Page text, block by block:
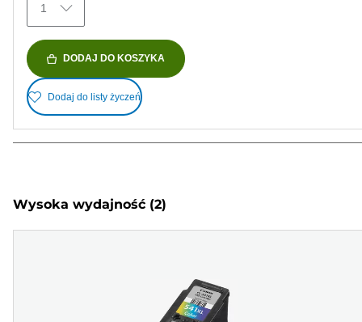
1
DODAJ DO KOSZYKA
Dodaj do listy życzeń
Wysoka wydajność (2)